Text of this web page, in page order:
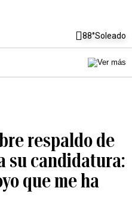
88°Soleado
respaldo de
su candidatura:
que me ha